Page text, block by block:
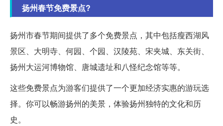
扬州春节免费景点?
扬州市春节期间提供了多个免费景点，其中包括瘦西湖风
景区、大明寺、何园、个园、汉陵苑、宋夹城、东关街、
扬州大运河博物馆、唐城遗址和八怪纪念馆等等。
这些免费景点为游客们提供了一个更加经济实惠的游玩选
择。你可以畅游扬州的美景，体验扬州独特的文化和历
史。